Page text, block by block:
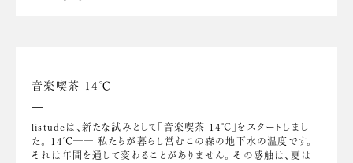
音楽喫茶 14℃
listudeは、新たな試みとして「音楽喫茶 14℃」をスタートしまし
た。 14℃── 私たちが暮らし営むこの森の地下水の温度です。
それは年間を通して変わることがありません。 その感触は、夏は